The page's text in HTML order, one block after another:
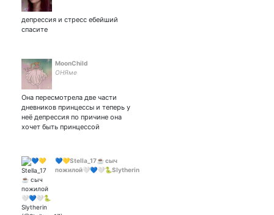
депрессия и стресс ебейший
спасите
MoonChild
ОНЯме
Она пересмотрела две части
дневников принцессы и теперь у
неё депрессия по причине она
хочет быть принцессой
💙💛Stella_17☕ сыч
пожилой🤍💙🤍🐍Slytherin